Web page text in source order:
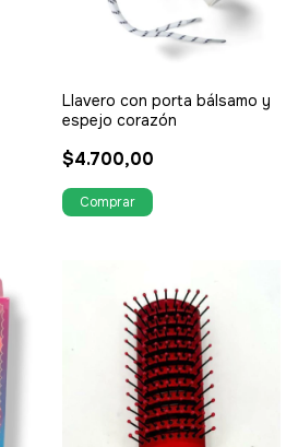
Llavero con porta bálsamo y
espejo corazón
$4.700,00